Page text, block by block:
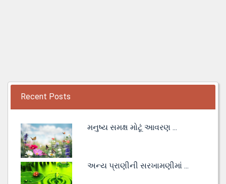
Recent Posts
મનુષ્ય સમક્ષ મોટૂં આવરણ ...
અન્ય પ્રાણીની સરખામણીમાં ...